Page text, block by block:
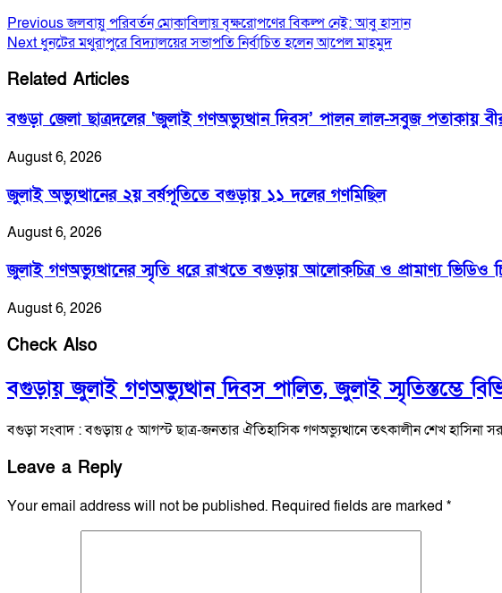
Previousজলবায়ু পরিবর্তন মোকাবিলায় বৃক্ষরোপণের বিকল্প নেই: আবু হাসান
Next ধুনটের মথুরাপুরে বিদ্যালয়ের সভাপতি নির্বাচিত হলেন আপেল মাহমুদ
Related Articles
বগুড়া জেলা ছাত্রদলের ‘জুলাই গণঅভ্যুত্থান দিবস’ পালন লাল-সবুজ পতাকায়
August 6, 2026
জুলাই অভ্যুত্থানের ২য় বর্ষপূতিতে বগুড়ায় ১১ দলের গণমিছিল
August 6, 2026
জুলাই গণঅভ্যুত্থানের স্মৃতি ধরে রাখতে বগুড়ায় আলোকচিত্র ও প্রামাণ্য ভিডিও
August 6, 2026
Check Also
বগুড়ায় জুলাই গণঅভ্যুত্থান দিবস পালিত, জুলাই স্মৃতিস্তম্ভে
বগুড়া সংবাদ : বগুড়ায় ৫ আগস্ট ছাত্র-জনতার ঐতিহাসিক গণঅভ্যুত্থানে তৎকালীন শেখ হাসিনা
Leave a Reply
Your email address will not be published. Required fields are marked *